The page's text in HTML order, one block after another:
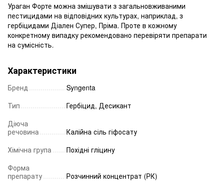
Ураган Форте можна змішувати з загальновживаними
пестицидами на відповідних культурах, наприклад, з
гербіцидами Діален Супер, Пріма. Проте в кожному
конкретному випадку рекомендовано перевіряти препарати
на сумісність.
Характеристики
Бренд
Syngenta
Тип
Гербіцид, Десикант
Діюча
речовина
Калійна сіль гіфосату
Хімічна група
Похідні гліцину
Форма
препарату
Розчинний концентрат (РК)